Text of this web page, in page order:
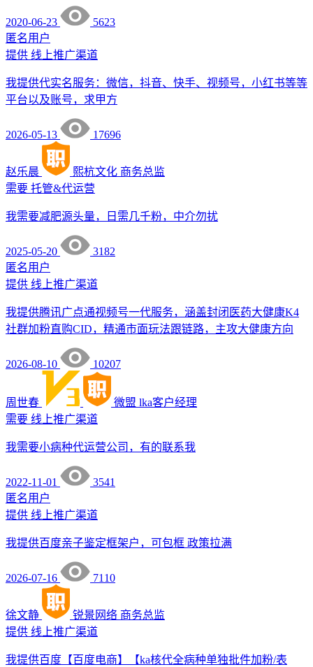
2020-06-23
5623
匿名用户
提供 线上推广渠道
我提供代实名服务：微信，抖音、快手、视频号，小红书等等
平台以及账号，求甲方
2026-05-13 17696
赵乐晨 熙杭文化 商务总监
需要 托管&代运营
我需要减肥源头量，日需几千粉，中介勿扰
2025-05-20
3182
匿名用户
提供 线上推广渠道
我提供腾讯广点通视频号一代服务，涵盖封闭医药大健康K4
社群加粉直购CID，精通市面玩法跟链路，主攻大健康方向
2026-08-10 10207
周世春 微盟 lka客户经理
需要 线上推广渠道
我需要小病种代运营公司，有的联系我
2022-11-01
3541
匿名用户
提供 线上推广渠道
我提供百度亲子鉴定框架户，可包框 政策拉满
2026-07-16 7110
徐文静 锐景网络 商务总监
提供 线上推广渠道
我提供百度【百度电商】【ka核代全病种单独批件加粉/表